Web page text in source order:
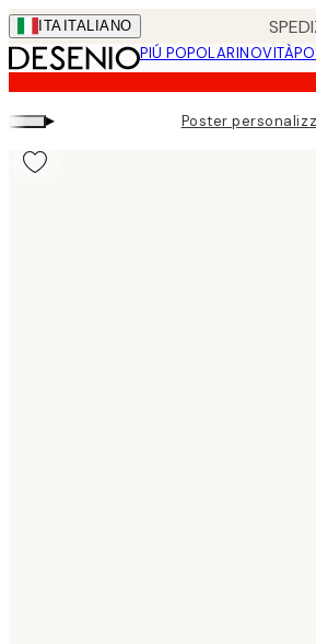
Skip
to
main
content.
ITA ITALIANO
PIÚ POPOLARINOVITÀ
▸ Poster